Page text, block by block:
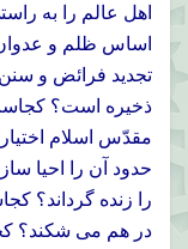
اهل عالم را به
اساس ظلم و عدوان
تجديد فرائض و
ذخيره است؟
مقدّس اسلام
حدود آن را احيا
را زنده گرداند؟
در هم مى شكند؟